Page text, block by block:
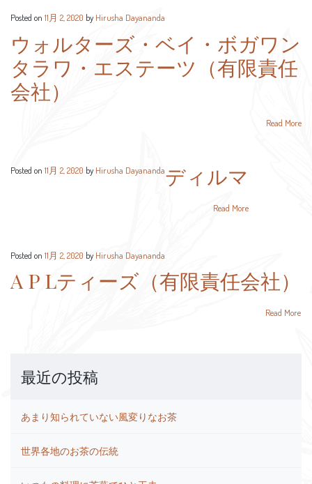
Posted on 11月 2, 2020 by Hirusha Dayananda
ウォルターズ・ベイ・ボガワン
タラワ・エステーツ（有限責任
会社）
Read More
Posted on 11月 2, 2020 by Hirusha Dayanandaディルマ
Read More
Posted on 11月 2, 2020 by Hirusha Dayananda
A P Lティーズ（有限責任会社）
Read More
最近の投稿
あまり知られていない風変りなお茶
世界各地のお茶の伝統